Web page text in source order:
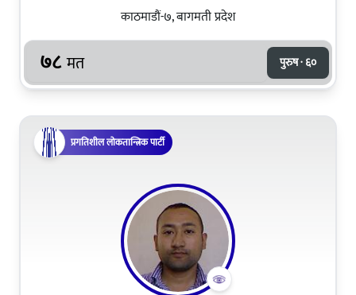
काठमाडौं-७, बागमती प्रदेश
७८ मत पुरुष · ६०
प्रगतिशील लोकतान्त्रिक पार्टी